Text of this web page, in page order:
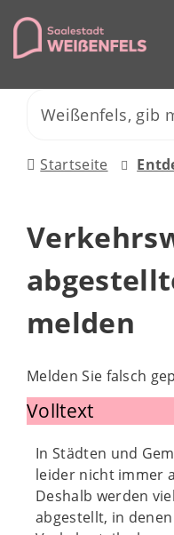
Startseite
melden
Melden Sie falsch
Volltext
In Städten und
leider nicht immer
Deshalb werden
abgestellt, in